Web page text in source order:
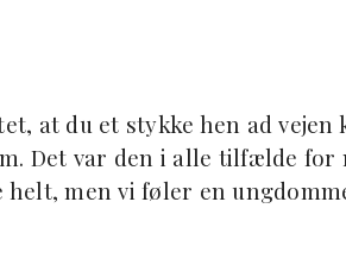
at du et stykke hen ad
Det var den i alle tilfælde for
helt, men vi føler en